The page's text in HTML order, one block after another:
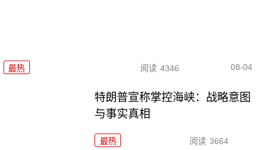
最热 阅读 4346 08-04
特朗普宣称掌控海峡：战略意图
与事实真相
最热 阅读 3664